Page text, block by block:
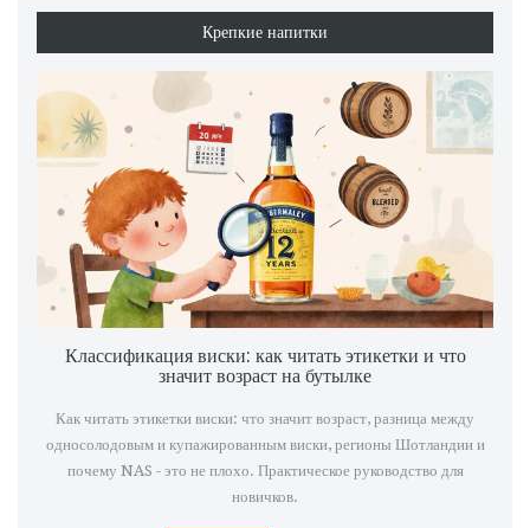
Крепкие напитки
Классификация виски: как читать этикетки и что
значит возраст на бутылке
Как читать этикетки виски: что значит возраст, разница между
односолодовым и купажированным виски, регионы Шотландии и
почему NAS - это не плохо. Практическое руководство для
новичков.